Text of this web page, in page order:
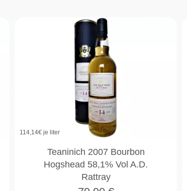
114,14€ je liter
Teaninich 2007 Bourbon
Hogshead 58,1% Vol A.D.
Rattray